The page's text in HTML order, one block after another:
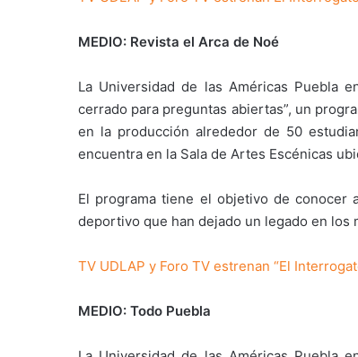
MEDIO: Revista el Arca de Noé
La Universidad de las Américas Puebla
cerrado para preguntas abiertas”, un
en la producción alrededor de 50
encuentra en la Sala de Artes Escénicas
El programa tiene el objetivo de
deportivo que han dejado un legado en
TV UDLAP y Foro TV estrenan “El
MEDIO: Todo Puebla